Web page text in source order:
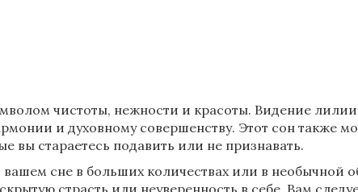
чистоты, нежности и красоты. Видение
и духовному совершенству. Этот сон также
вы стараетесь подавить или не признавать.
вашем сне в больших количествах или в необычной
страсть или неуверенность в себе. Вам